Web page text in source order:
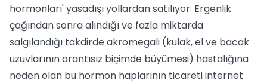
hormonları' yasadışı yollardan satılıyor. Ergenlik
çağından sonra alındığı ve fazla miktarda
salgılandığı takdirde akromegali (kulak, el ve bacak
uzuvlarının orantısız biçimde büyümesi) hastalığına
neden olan bu hormon haplarının ticareti internet